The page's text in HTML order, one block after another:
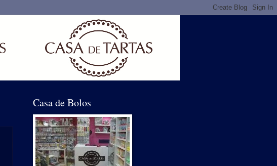
Casa de Bolos